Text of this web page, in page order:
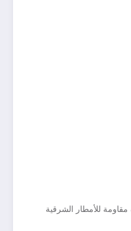
للأمطار الشرقية